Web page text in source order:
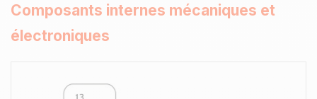
Composants internes mécaniques et
électroniques